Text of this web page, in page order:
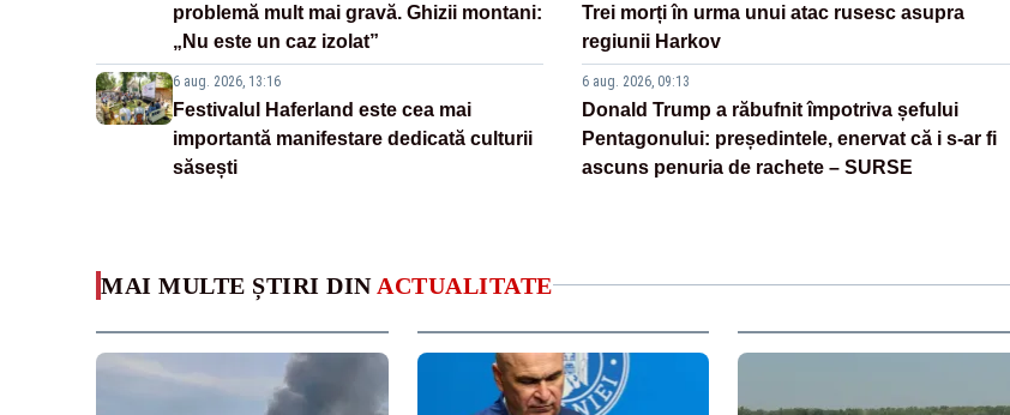
problemă mult mai gravă. Ghizii montani:
„Nu este un caz izolat”
6 aug. 2026, 13:16
Festivalul Haferland este cea mai
importantă manifestare dedicată culturii
săsești
Trei morți în urma unui atac rusesc asupra
regiunii Harkov
6 aug. 2026, 09:13
Donald Trump a răbufnit împotriva șefului
Pentagonului: președintele, enervat că i s-ar fi
ascuns penuria de rachete – SURSE
MAI MULTE ȘTIRI DIN ACTUALITATE